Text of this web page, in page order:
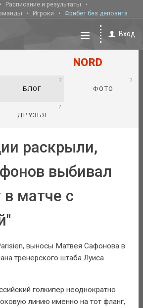
Расписание и результаты
Игроки Фрибет без депозита
Вход
NORD
БЛОГ
7
ФОТО
7
ДРУЗЬЯ
2
раскрыли,
выбивал
в матче с
выносы Матвея Сафонова в
тренерского штаба Луиса
голкипер неоднократно
линию именно на тот фланг,